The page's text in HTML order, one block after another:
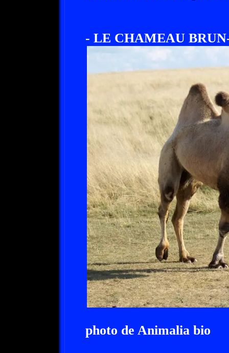
- LE CHAMEAU
photo de Animalia bio